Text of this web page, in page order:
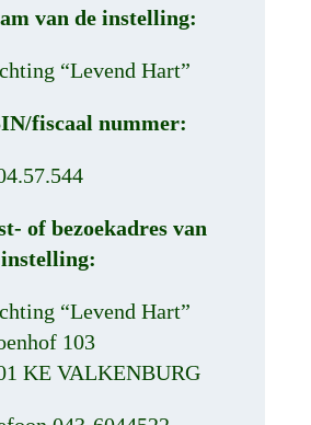
van de instelling:
“Levend Hart”
fiscaal nummer:
of bezoekadres van
“Levend Hart”
103
KE VALKENBURG